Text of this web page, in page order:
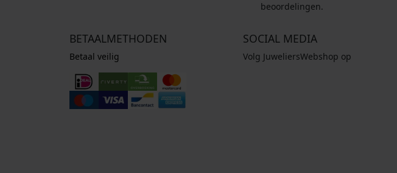
beoordelingen.
BETAALMETHODEN
Betaal veilig
SOCIAL MEDIA
Volg JuweliersWebshop op